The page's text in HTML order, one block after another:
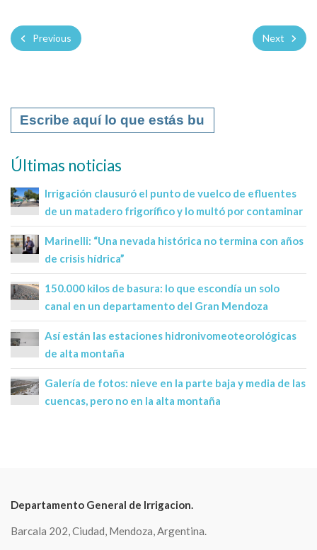
Previous Next
Últimas noticias
Irrigación clausuró el punto de vuelco de efluentes
de un matadero frigorífico y lo multó por contaminar
Marinelli: “Una nevada histórica no termina con años
de crisis hídrica”
150.000 kilos de basura: lo que escondía un solo
canal en un departamento del Gran Mendoza
Así están las estaciones hidronivomeoteorológicas
de alta montaña
Galería de fotos: nieve en la parte baja y media de las
cuencas, pero no en la alta montaña
Departamento General de Irrigacion.
Barcala 202, Ciudad, Mendoza, Argentina.